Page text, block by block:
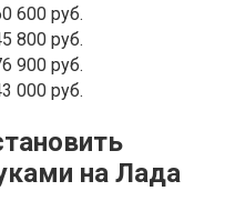
600 руб.
800 руб.
900 руб.
000 руб.
на Лада